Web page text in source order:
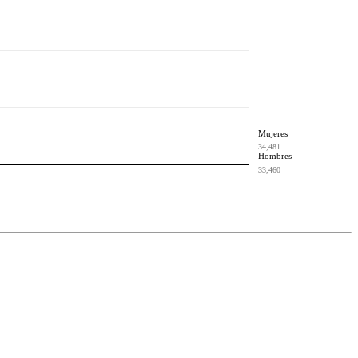
Mujeres
34,481
Hombres
33,460